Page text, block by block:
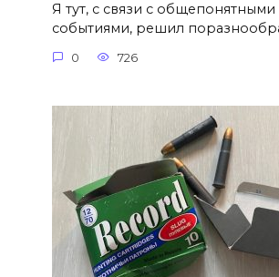
Я тут, с связи с общепонятными
событиями, решил
0 726